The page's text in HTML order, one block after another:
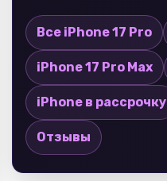
Все iPhone 17 Pro
iPhone 17 Pro Max
iPhone в рассрочку
Отзывы